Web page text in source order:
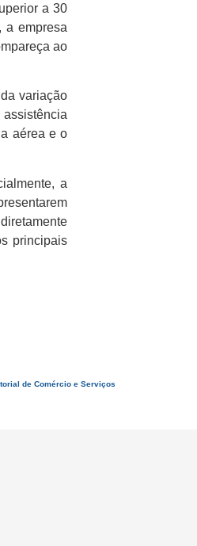
a 30
a empresa
ao
variação
aérea e o
a
principais
de Comércio e Serviços